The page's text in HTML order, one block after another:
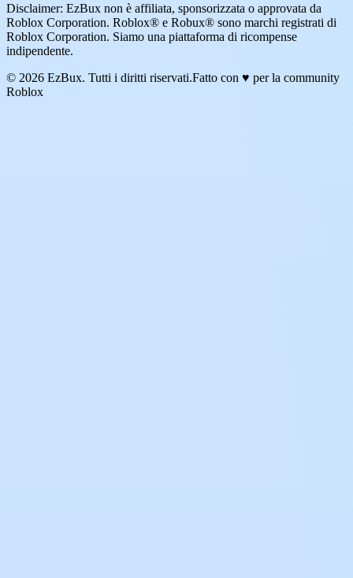
Disclaimer: EzBux non è affiliata, sponsorizzata o approvata da
Roblox Corporation. Roblox® e Robux® sono marchi registrati di
Roblox Corporation. Siamo una piattaforma di ricompense
indipendente.
© 2026 EzBux. Tutti i diritti riservati.Fatto con ♥ per la community
Roblox